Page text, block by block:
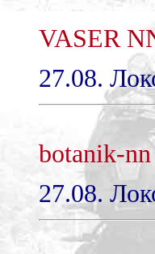
VASER
27.08.
botanik-nn
27.08.